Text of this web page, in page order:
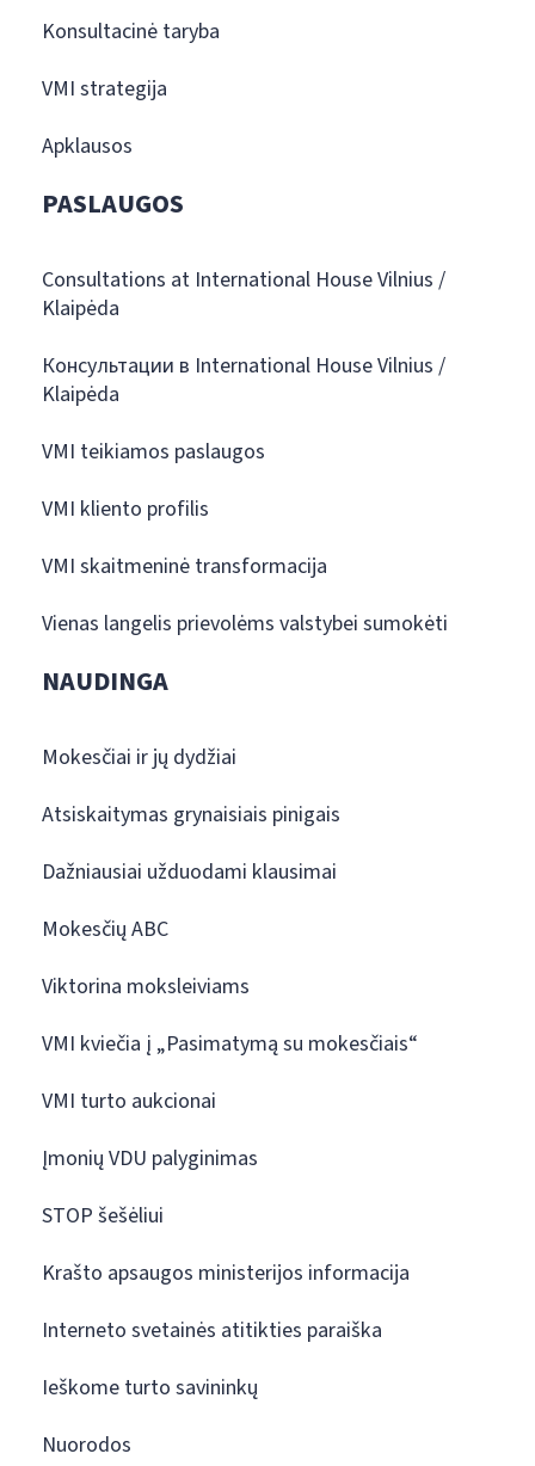
Konsultacinė taryba
VMI strategija
Apklausos
PASLAUGOS
Consultations at International House Vilnius /
Klaipėda
Консультации в International House Vilnius /
Klaipėda
VMI teikiamos paslaugos
VMI kliento profilis
VMI skaitmeninė transformacija
Vienas langelis prievolėms valstybei sumokėti
NAUDINGA
Mokesčiai ir jų dydžiai
Atsiskaitymas grynaisiais pinigais
Dažniausiai užduodami klausimai
Mokesčių ABC
Viktorina moksleiviams
VMI kviečia į „Pasimatymą su mokesčiais“
VMI turto aukcionai
Įmonių VDU palyginimas
STOP šešėliui
Krašto apsaugos ministerijos informacija
Interneto svetainės atitikties paraiška
Ieškome turto savininkų
Nuorodos